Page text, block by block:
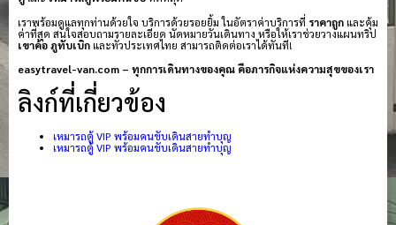
เราพร้อมดูแลทุกท่านด้วยใจ บริการด้วยรอยยิ้ม ในอัตราค่าบริการที่ ราคาถูกและคุ้ม
ค่าที่สุด สนใจสอบถามรายละเอียด นัดหมายวันเดินทาง หรือให้เราช่วยวางแผนทริป
เขาค้อภูทับเบิกและทั่วประเทศไทย สามารถติดต่อเราได้ทันที!
easytravel-van.com – ทุกการเดินทางของคุณ คือภารกิจแห่งความสุขของเรา
ลิงก์ที่เกี่ยวข้อง
เหมารถตู้ VIP พร้อมคนขับเดินสายทำบุญ
เหมารถตู้ VIP พร้อมคนขับเดินสายทำบุญ